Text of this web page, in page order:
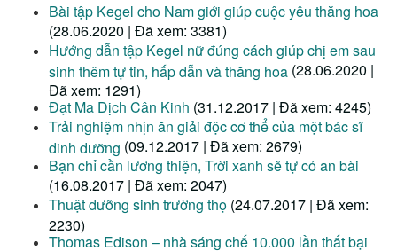
Bài tập Kegel cho Nam giới giúp cuộc yêu thăng hoa
(28.06.2020 | Đã xem: 3381)
Hướng dẫn tập Kegel nữ đúng cách giúp chị em sau
sinh thêm tự tin, hấp dẫn và thăng hoa (28.06.2020 |
Đã xem: 1291)
Đạt Ma Dịch Cân Kinh (31.12.2017 | Đã xem: 4245)
Trải nghiệm nhịn ăn giải độc cơ thể của một bác sĩ
dinh dưỡng (09.12.2017 | Đã xem: 2679)
Bạn chỉ cần lương thiện, Trời xanh sẽ tự có an bài
(16.08.2017 | Đã xem: 2047)
Thuật dưỡng sinh trường thọ (24.07.2017 | Đã xem:
2230)
Thomas Edison – nhà sáng chế 10.000 lần thất bại